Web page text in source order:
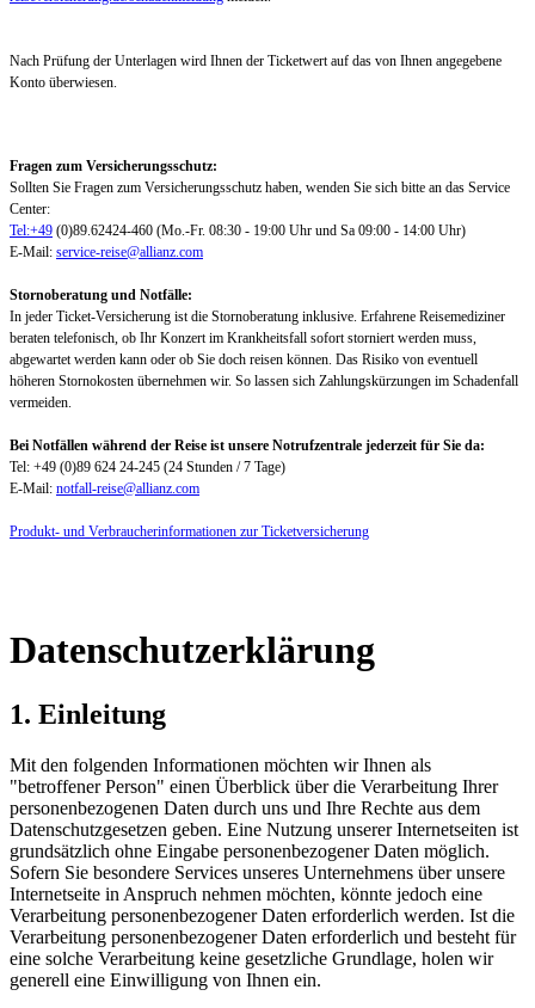
Nach Prüfung der Unterlagen wird Ihnen der Ticketwert auf das von Ihnen angegebene
Konto überwiesen.
Fragen zum Versicherungsschutz:
Sollten Sie Fragen zum Versicherungsschutz haben, wenden Sie sich bitte an das Service
Center:
Tel:+49 (0)89.62424-460 (Mo.-Fr. 08:30 - 19:00 Uhr und Sa 09:00 - 14:00 Uhr)
E-Mail: service-reise@allianz.com
Stornoberatung und Notfälle:
In jeder Ticket-Versicherung ist die Stornoberatung inklusive. Erfahrene Reisemediziner
beraten telefonisch, ob Ihr Konzert im Krankheitsfall sofort storniert werden muss,
abgewartet werden kann oder ob Sie doch reisen können. Das Risiko von eventuell
höheren Stornokosten übernehmen wir. So lassen sich Zahlungskürzungen im Schadenfall
vermeiden.
Bei Notfällen während der Reise ist unsere Notrufzentrale jederzeit für Sie da:
Tel: +49 (0)89 624 24-245 (24 Stunden / 7 Tage)
E-Mail: notfall-reise@allianz.com
Produkt- und Verbraucherinformationen zur Ticketversicherung
Datenschutzerklärung
1. Einleitung
Mit den folgenden Informationen möchten wir Ihnen als
"betroffener Person" einen Überblick über die Verarbeitung Ihrer
personenbezogenen Daten durch uns und Ihre Rechte aus dem
Datenschutzgesetzen geben. Eine Nutzung unserer Internetseiten ist
grundsätzlich ohne Eingabe personenbezogener Daten möglich.
Sofern Sie besondere Services unseres Unternehmens über unsere
Internetseite in Anspruch nehmen möchten, könnte jedoch eine
Verarbeitung personenbezogener Daten erforderlich werden. Ist die
Verarbeitung personenbezogener Daten erforderlich und besteht für
eine solche Verarbeitung keine gesetzliche Grundlage, holen wir
generell eine Einwilligung von Ihnen ein.